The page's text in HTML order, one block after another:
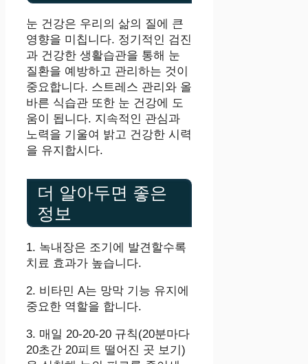
눈 건강은 우리의 삶의 질에 큰
영향을 미칩니다. 정기적인 검진
과 건강한 생활습관을 통해 눈
질환을 예방하고 관리하는 것이
중요합니다. 스트레스 관리와 올
바른 식습관 또한 눈 건강에 도
움이 됩니다. 지속적인 관심과
노력을 기울여 밝고 건강한 시력
을 유지합시다.
더 알아두면 좋은
정보
1. 녹내장은 조기에 발견할수록
치료 효과가 높습니다.
2. 비타민 A는 망막 기능 유지에
중요한 역할을 합니다.
3. 매일 20-20-20 규칙(20분마다
20초간 20피트 떨어진 곳 보기)